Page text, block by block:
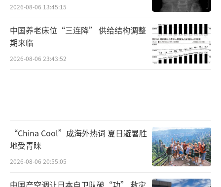
2026-08-06 13:45:15
中国养老床位“三连降” 供给结构调整
期来临
2026-08-06 23:43:52
“China Cool”成海外热词 夏日避暑胜
地受青睐
2026-08-06 20:55:05
中国产空调让日本自卫队破“功” 救灾